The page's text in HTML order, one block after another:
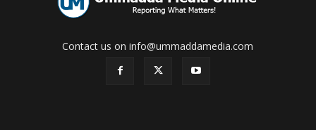
Contact us on info@ummaddamedia.com